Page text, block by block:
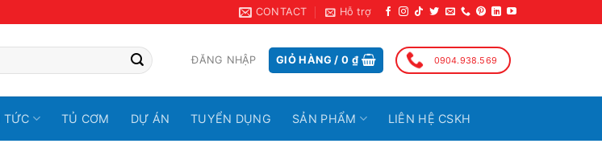
CONTACT Hỗ trợ
ĐĂNG NHẬP GIỎ HÀNG /0 ₫ 0904.938.569
TỨC TỦ CƠM DỰ ÁN TUYỂN DỤNG SẢN PHẨM LIÊN HỆ CSKH